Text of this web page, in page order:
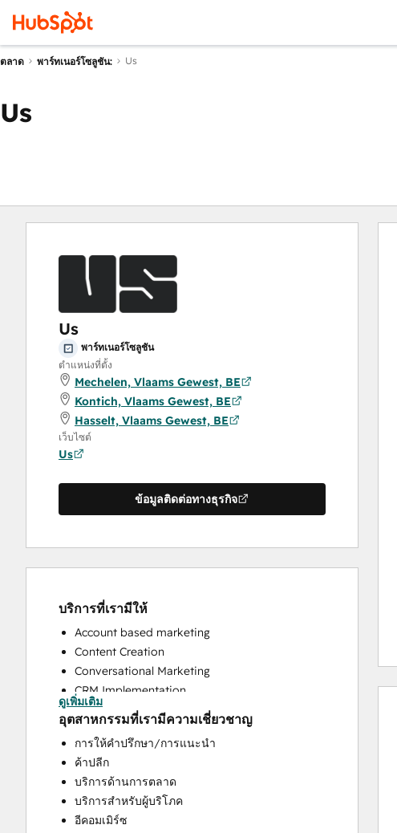
ตลาด พาร์ทเนอร์โซลูชัน: Us
Us
Us
พาร์ทเนอร์โซลูชัน
ตำแหน่งที่ตั้ง
Mechelen, Vlaams Gewest, BE
Kontich, Vlaams Gewest, BE
Hasselt, Vlaams Gewest, BE
เว็บไซต์
Us
ข้อมูลติดต่อทางธุรกิจ
บริการที่เรามีให้
Account based marketing
Content Creation
Conversational Marketing
CRM Implementation
CRM Migration
Custom API Integrations
Customer Marketing
Customer Success Training
Customer Support Training
Customer Survey and Analysis
Email Marketing
ดูเพิ่มเติม
อุตสาหกรรมที่เรามีความเชี่ยวชาญ
การให้คำปรึกษา/การแนะนำ
ค้าปลีก
บริการด้านการตลาด
บริการสำหรับผู้บริโภค
อีคอมเมิร์ซ